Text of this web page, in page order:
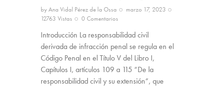
byAna Vidal Pérez de la Ossa
marzo 17, 2023
12763 Vistas 0 Comentarios
Introducción La responsabilidad civil
derivada de infracción penal se regula en el
Código Penal en el Título V del Libro I,
Capítulos I, artículos 109 a 115 “De la
responsabilidad civil y su extensión”, que